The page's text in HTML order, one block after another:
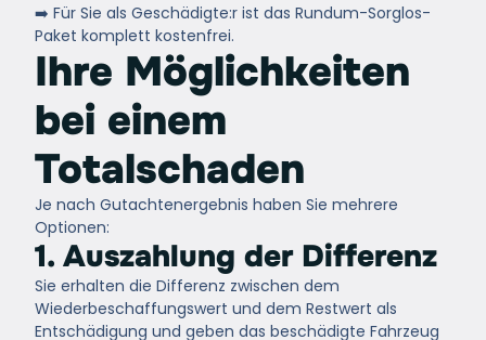
➡️ Für Sie als Geschädigte:r ist das Rundum-Sorglos-
Paketkomplett kostenfrei.
Ihre Möglichkeiten
bei einem
Totalschaden
Je nach Gutachtenergebnis haben Sie mehrere
Optionen:
1. Auszahlung der Differenz
Sie erhalten die Differenz zwischen dem
Wiederbeschaffungswert und dem Restwert als
Entschädigung und geben das beschädigte Fahrzeug